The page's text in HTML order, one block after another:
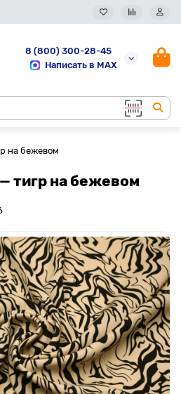
8 (800) 300-28-45
Написать в MAX
на бежевом
тигр на бежевом